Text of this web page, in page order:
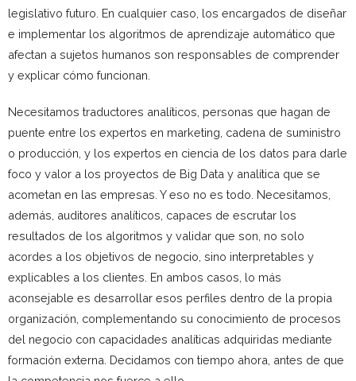
legislativo futuro. En cualquier caso, los encargados de diseñar
e implementar los algoritmos de aprendizaje automático que
afectan a sujetos humanos son responsables de comprender
y explicar cómo funcionan.
Necesitamos traductores analíticos, personas que hagan de
puente entre los expertos en marketing, cadena de suministro
o producción, y los expertos en ciencia de los datos para darle
foco y valor a los proyectos de Big Data y analítica que se
acometan en las empresas. Y eso no es todo. Necesitamos,
además, auditores analíticos, capaces de escrutar los
resultados de los algoritmos y validar que son, no solo
acordes a los objetivos de negocio, sino interpretables y
explicables a los clientes. En ambos casos, lo más
aconsejable es desarrollar esos perfiles dentro de la propia
organización, complementando su conocimiento de procesos
del negocio con capacidades analíticas adquiridas mediante
formación externa. Decidamos con tiempo ahora, antes de que